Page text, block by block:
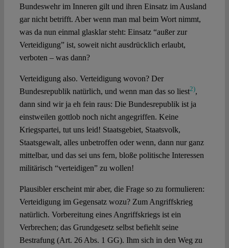
Bundeswehr im Inneren gilt und ihren Einsatz im Ausland
gar nicht betrifft. Aber wenn man mal beim Wort nimmt,
was da nun einmal glasklar steht: Einsatz “außer zur
Verteidigung” ist, soweit nicht ausdrücklich erlaubt,
verboten – was dann?
Verteidigung also. Verteidigung wovon? Der
Bundesrepublik natürlich, und wenn man das so liest2),
dann sind wir ja eh fein raus: Die Bundesrepublik ist ja
einstweilen gottlob noch nicht angegriffen. Keine
Kriegspartei, tut uns leid! Staatsgebiet, Staatsvolk,
Staatsgewalt, alles unbetroffen oder wenn, dann nur ganz
mittelbar, und das sei uns fern, bloße politische Interessen
militärisch “verteidigen” zu wollen!
Plausibler erscheint mir aber, die Frage so zu formulieren:
Verteidigung im Gegensatz wozu? Zum Angriffskrieg
natürlich. Vorbereitung eines Angriffskriegs ist ein
Verbrechen; das Grundgesetz selbst befiehlt seine
Bestrafung (Art. 26 Abs. 1 GG). Ihm sich in den Weg zu